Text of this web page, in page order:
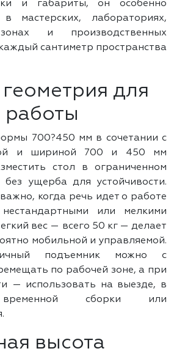
и габариты, он особенно
в мастерских, лабораториях,
и производственных
каждый сантиметр пространства
геометрия для
работы
700?450 мм в сочетании с
и шириной 700 и 450 мм
стол в ограниченном
без ущерба для устойчивости.
когда речь идет о работе
или мелкими
вес — всего 50 кг — делает
мобильной и управляемой.
подъемник можно с
по рабочей зоне, а при
— использовать на выезде, в
временной сборки или
высота